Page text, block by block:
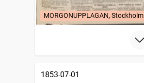
MORGONUPPLAGAN, Stockholm
1853-07-01